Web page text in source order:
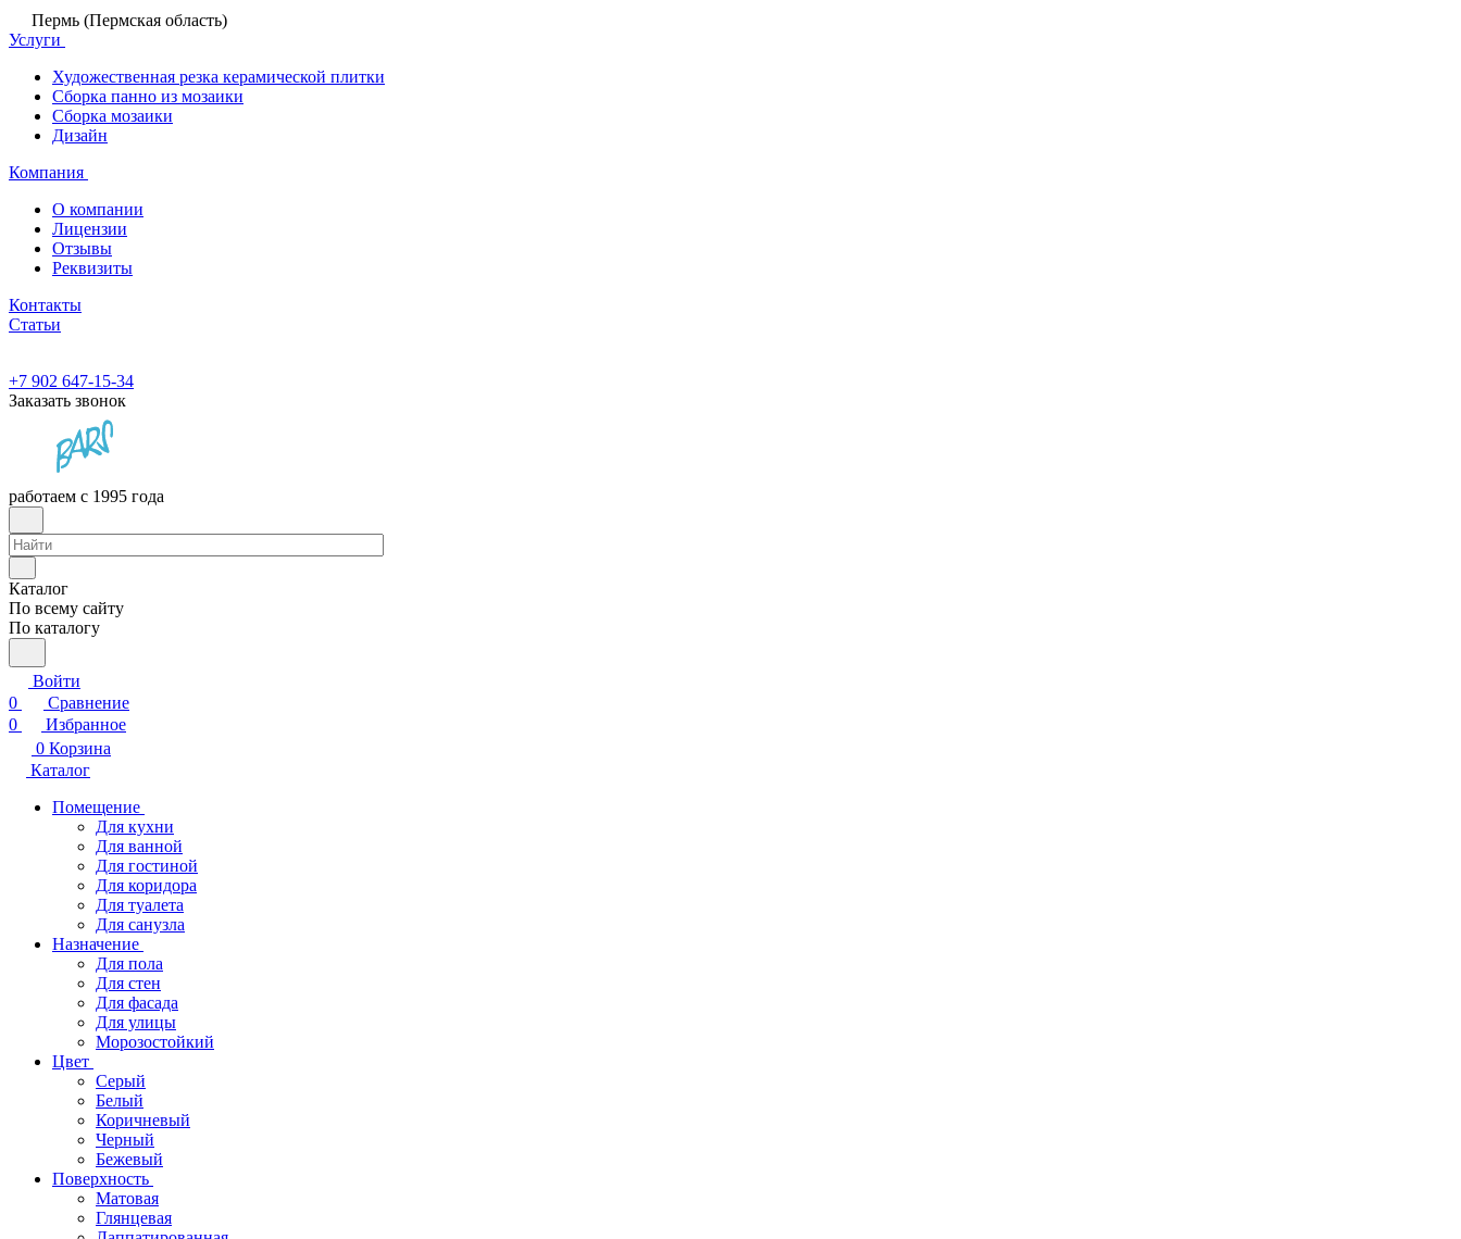
Пермь (Пермская область)
Услуги
Художественная резка керамической плитки
Сборка панно из мозаики
Сборка мозаики
Дизайн
Компания
О компании
Лицензии
Отзывы
Реквизиты
Контакты
Статьи
+7 902 647-15-34
Заказать звонок
работаем с 1995 года
Каталог
По всему сайту
По каталогу
Войти
0
Сравнение
0
Избранное
0 Корзина
Каталог
Помещение
Для кухни
Для ванной
Для гостиной
Для коридора
Для туалета
Для санузла
Назначение
Для пола
Для стен
Для фасада
Для улицы
Морозостойкий
Цвет
Серый
Белый
Коричневый
Черный
Бежевый
Поверхность
Матовая
Глянцевая